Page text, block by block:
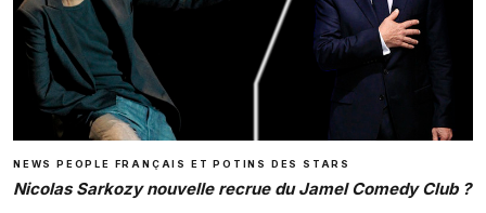
NEWS PEOPLE FRANÇAIS ET POTINS DES STARS
Nicolas Sarkozy nouvelle recrue du Jamel Comedy Club ?